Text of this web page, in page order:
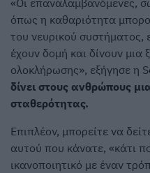
«Οι επαναλαμβανόμενες,
όπως η καθαριότητα
του νευρικού συστήματος,
έχουν δομή και δίνουν μια
ολοκλήρωσης», εξήγησε η
δίνει στους ανθρώπους
σταθερότητας.
Επιπλέον, μπορείτε να
αυτού που κάνατε, «κάτι
ικανοποιητικό με έναν